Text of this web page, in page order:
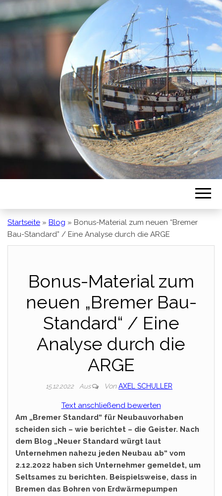
BREMEN SO
GESEHEN
Startseite » Blog » Bonus-Material zum neuen “Bremer
Bau-Standard” / Eine Analyse durch die ARGE
Bonus-Material zum
neuen „Bremer Bau-
Standard“ / Eine
Analyse durch die
ARGE
15.12.2022 Aus Von AXEL SCHULLER
Text anschließend bewerten
Am „Bremer Standard“ für Neubauvorhaben
scheiden sich – wie berichtet – die Geister. Nach
dem Blog „Neuer Standard würgt laut
Unternehmen nahezu jeden Neubau ab“ vom
2.12.2022 haben sich Unternehmer gemeldet, um
Seltsames zu berichten. Beispielsweise, dass in
Bremen das Bohren von Erdwärmepumpen